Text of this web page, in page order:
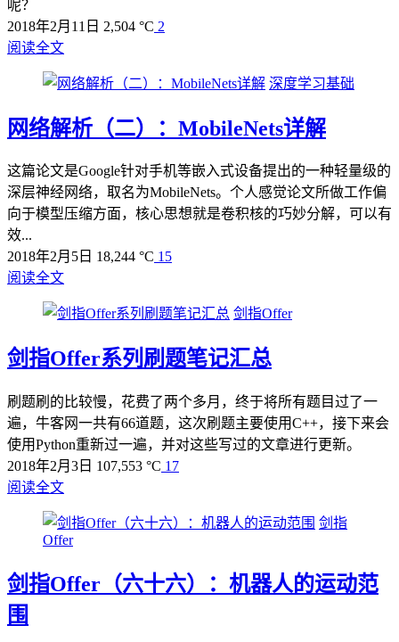
呢？
2018年2月11日 2,504 °C 2
阅读全文
深度学习基础
网络解析（二）：MobileNets详解
这篇论文是Google针对手机等嵌入式设备提出的一种轻量级的
深层神经网络，取名为MobileNets。个人感觉论文所做工作偏
向于模型压缩方面，核心思想就是卷积核的巧妙分解，可以有
效...
2018年2月5日 18,244 °C 15
阅读全文
剑指Offer
剑指Offer系列刷题笔记汇总
刷题刷的比较慢，花费了两个多月，终于将所有题目过了一
遍，牛客网一共有66道题，这次刷题主要使用C++，接下来会
使用Python重新过一遍，并对这些写过的文章进行更新。
2018年2月3日 107,553 °C 17
阅读全文
剑指
Offer
剑指Offer（六十六）：机器人的运动范
围